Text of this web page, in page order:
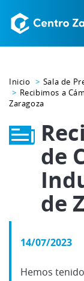
Inicio
Sala de
Recibimos a
Zaragoza
de
de
14/07/2023
Hemos